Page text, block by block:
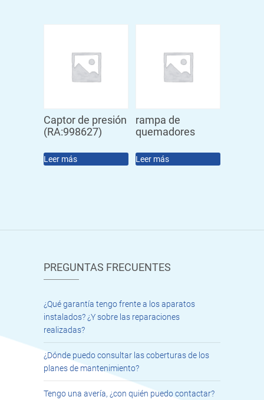
Captor de presión
(RA:998627)
Leer más
rampa de
quemadores
Leer más
PREGUNTAS FRECUENTES
¿Qué garantía tengo frente a los aparatos
instalados? ¿Y sobre las reparaciones
realizadas?
¿Dónde puedo consultar las coberturas de los
planes de mantenimiento?
Tengo una avería, ¿con quién puedo contactar?